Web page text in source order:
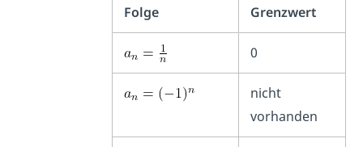
Folge Grenzwert
0
nicht
vorhanden